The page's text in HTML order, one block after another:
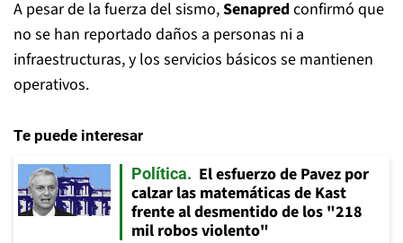
A pesar de la fuerza del sismo,Senapredconfirmó que
no se han reportado daños a personas ni a
infraestructuras, y los servicios básicos se mantienen
operativos.
Te puede interesar
Política
El esfuerzo de Pavez por
calzar las matemáticas de Kast
frente al desmentido de los "218
mil robos violento"